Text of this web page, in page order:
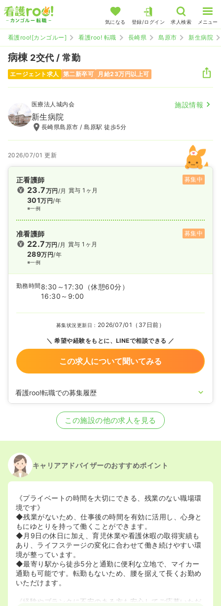
気になる 登録/ログイン 求人検索 メニュー
看護roo![カンゴルー] 看護roo! 転職 長崎県 島原市 新生病院
病棟 2交代 / 常勤
エージェント求人 第二新卒可 月給23万円以上可
医療法人城内会 施設情報
新生病院
長崎県島原市 / 島原駅 徒歩5分
2026/07/01 更新
正看護師 募集中
23.7万円/月
301万円/年
※一例
賞与 1ヶ月
准看護師 募集中
22.7万円/月
289万円/年
※一例
賞与 1ヶ月
勤務時間 8:30～17:30
（休憩60分）
16:30～9:00
募集状況更新日： 2026/07/01（37日前）
希望や経験をもとに、LINEで相談できる
この求人について聞いてみる
看護roo!転職での募集履歴
正・准看護師の募集を休止
正・准看護師の募集を開始
この施設の他の求人を見る
キャリアアドバイザーのおすすめポイント
《プライベートの時間を大切にできる、残業のない職場環
境です》
◆残業がないため、仕事後の時間を有効に活用し、心身と
もにゆとりを持って働くことができます。
◆月9日の休日に加え、育児休業や看護休暇の取得実績も
あり、ライフステージの変化に合わせて働き続けやすい環
境が整っています。
◆最寄り駅から徒歩5分と通勤に便利な立地で、マイカー
通勤も可能です。転勤もないため、腰を据えて長くお勤め
いただけます。
《経験やブランクに不安のある方も安心してご応募いただ